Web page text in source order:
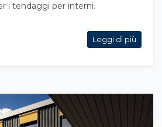
i tendaggi per interni.
Leggi di più